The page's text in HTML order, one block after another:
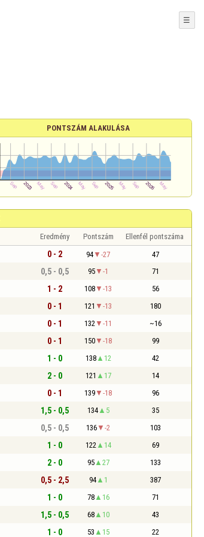
☰
PONTSZÁM ALAKULÁSA
Eredmény Pontszám Ellenfél pontszáma
0 - 2 94 -27 47
0,5 - 0,5 95 -1 71
1 - 2 108 -13 56
0 - 1 121 -13 180
0 - 1 132 -11 ~16
0 - 1 150 -18 99
1 - 0 138 12 42
2 - 0 121 17 14
0 - 1 139 -18 96
1,5 - 0,5 134 5 35
0,5 - 0,5 136 -2 103
1 - 0 122 14 69
2 - 0 95 27 133
0,5 - 2,5 94 1 387
1 - 0 78 16 71
1,5 - 0,5 68 10 43
1 - 0 53 15 22